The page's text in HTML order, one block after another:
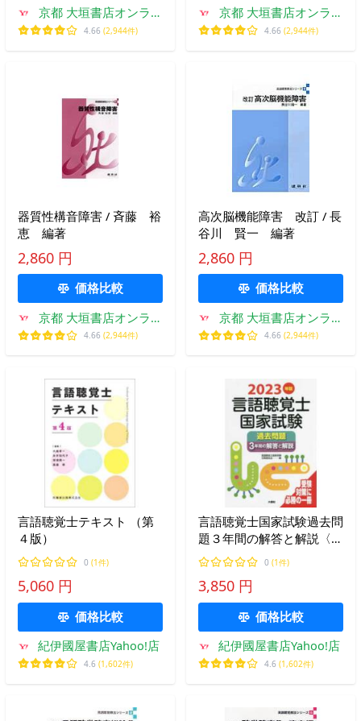
京都 大垣書店オンライ
ン
4.66 (2,944件)
京都 大垣書店オンライ
ン
4.66 (2,944件)
器質性構音障害 / 斉藤 裕
恵 編著
2,860 円
価格比較
京都 大垣書店オンライ
ン
4.66 (2,944件)
高次脳機能障害 改訂 / 長
谷川 賢一 編著
2,860 円
価格比較
京都 大垣書店オンライ
ン
4.66 (2,944件)
言語聴覚士テキスト （第
４版）
0 (1件)
5,060 円
価格比較
紀伊國屋書店Yahoo!店
4.6 (1,602件)
言語聴覚士国家試験過去問
題３年間の解答と解説〈２
０２３年版〉0 (1件)
3,850 円
価格比較
紀伊國屋書店Yahoo!店
4.6 (1,602件)